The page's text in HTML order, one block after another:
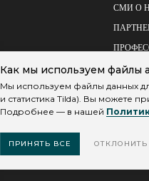
СМИ О
БЛОГ
Как мы используем файлы
Мы используем файлы данных
и статистика Tilda). Вы можете
Подробнее — в нашей
ПРИНЯТЬ ВСЕ